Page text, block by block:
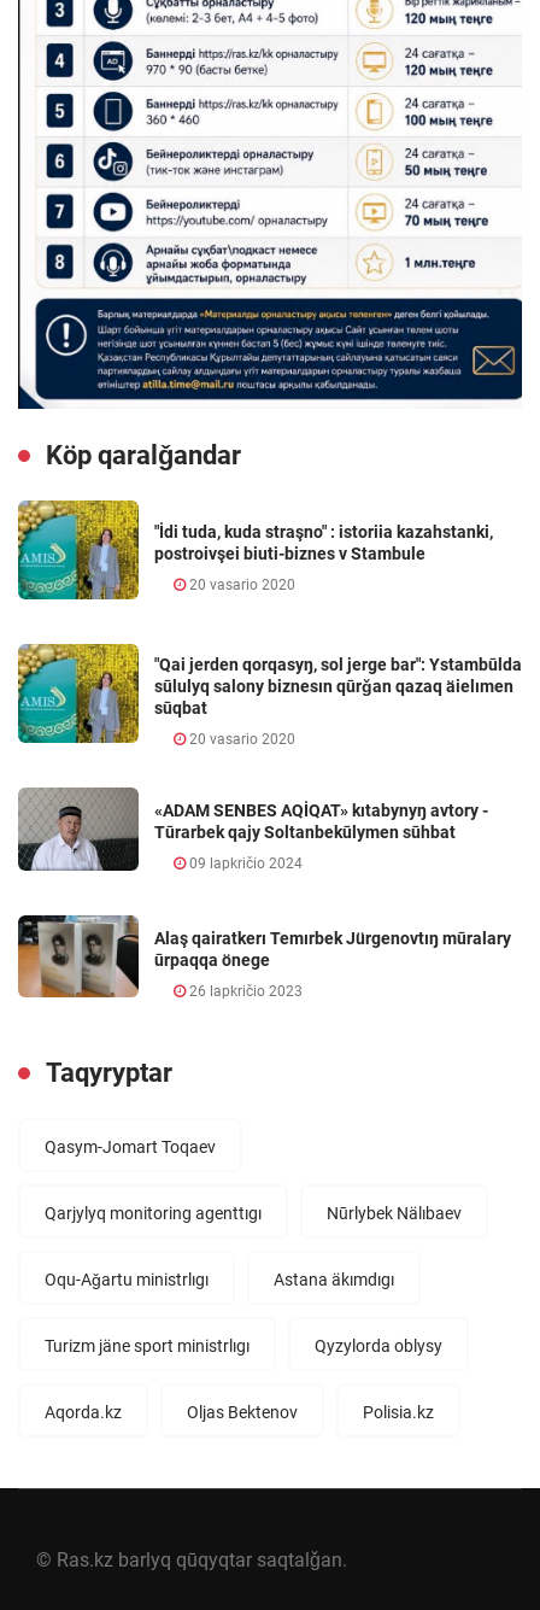
Köp qaralǧandar
"İdi tuda, kuda straşno" : istoriia kazahstanki,
postroivşei biuti-biznes v Stambule
20 vasario 2020
"Qai jerden qorqasyŋ, sol jerge bar": Ystambūlda
sūlulyq salony biznesın qūrǧan qazaq äielımen
sūqbat
20 vasario 2020
«ADAM SENBES AQİQAT» kıtabynyŋ avtory -
Tūrarbek qajy Soltanbekūlymen sūhbat
09 lapkričio 2024
Alaş qairatkerı Temırbek Jürgenovtıŋ mūralary
ūrpaqqa önege
26 lapkričio 2023
Taqyryptar
Qasym-Jomart Toqaev
Qarjylyq monitoring agenttıgı Nūrlybek Nälıbaev
Oqu-Aǧartu ministrlıgı Astana äkımdıgı
Turizm jäne sport ministrlıgı Qyzylorda oblysy
Aqorda.kz Oljas Bektenov Polisia.kz
© Ras.kz barlyq qūqyqtar saqtalǧan.